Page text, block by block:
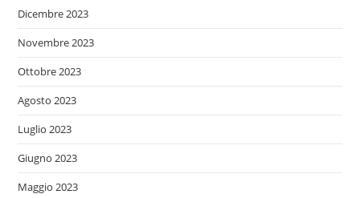
Dicembre 2023
Novembre 2023
Ottobre 2023
Agosto 2023
Luglio 2023
Giugno 2023
Maggio 2023